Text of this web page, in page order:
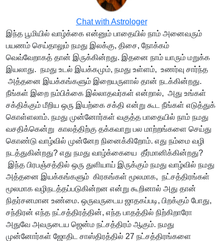
Chat with Astrologer
இந்த பூமியில் வாழ்க்கை என்னும் பாதையில் நாம் அனைவரும்
பயணம் செய்தாலும் நமது இலக்கு, திசை, நோக்கம்
வெவ்வேறாகத் தான் இருக்கின்றது. இதனை நாம் யாரும் மறுக்க
இயலாது. நமது உடல் இயக்கமும், நமது உள்ளம், உணர்வு சார்ந்த
அத்தனை இயக்கங்களும் இறையருளால் தான் நடக்கின்றது.
நீங்கள் இறை நம்பிக்கை இல்லாதவர்கள் என்றால், அது உங்கள்
சக்திக்கும் மீறிய ஒரு இயற்கை சக்தி என்று கூட நீங்கள் எடுத்துக்
கொள்ளலாம். நமது முன்னோர்கள் வகுத்த பாதையில் நாம் நமது
வசதிக்கென்று காலத்திற்கு தக்கவாறு பல மாற்றங்களை செய்து
கொண்டு வாழ்வில் முன்னேற நினைக்கிறோம். எது நம்மை வழி
நடத்துகின்றது? எது நமது வாழ்க்கையை தீர்மானிக்கின்றது?
இந்த பிரபஞ்சத்தில் ஒரு துளியாய் இருக்கும் நமது வாழ்வில் நமது
அத்தனை இயக்கங்களும் கிரகங்கள் மூலமாக, நட்சத்திரங்கள்
மூலமாக வழிநடத்தப்படுகின்றன என்று கூறினால் அது தான்
நிதர்சனமான உண்மை. ஒருவருடைய ஜாதகப்படி, பிறக்கும் போது,
சந்திரன் எந்த நட்சத்திரத்தின், எந்த பாதத்தில் நிற்கிறாரோ
அதுவே அவருடைய ஜென்ம நட்சத்திரம் ஆகும். நமது
முன்னோர்கள் ஜோதிட சாஸ்திரத்தில் 27 நட்சத்திரங்களை